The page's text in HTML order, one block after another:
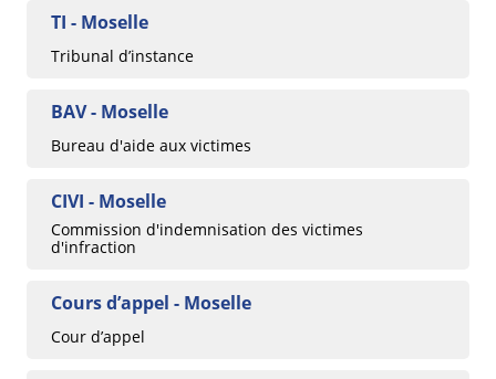
TI - Moselle
Tribunal d’instance
BAV - Moselle
Bureau d'aide aux victimes
CIVI - Moselle
Commission d'indemnisation des victimes
d'infraction
Cours d’appel - Moselle
Cour d’appel